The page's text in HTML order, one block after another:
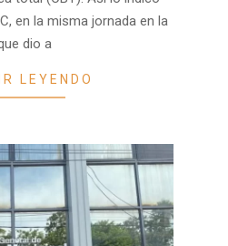
en la misma jornada en la
dio a
LEYENDO